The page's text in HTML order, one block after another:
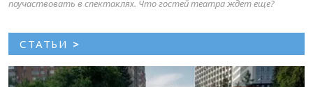
поучаствовать в спектаклях. Что гостей театра ждет еще?
СТАТЬИ >